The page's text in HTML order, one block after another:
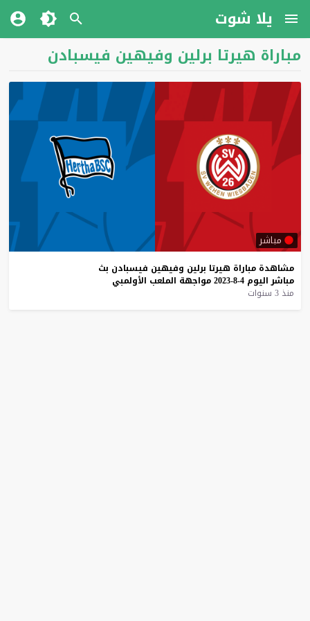
يلا شوت
مباراة هيرتا برلين وفيهين فيسبادن
مباشر
مشاهدة مباراة هيرتا برلين وفيهين فيسبادن بث
مباشر اليوم 4-8-2023 مواجهة الملعب الأولمبي
منذ 3 سنوات